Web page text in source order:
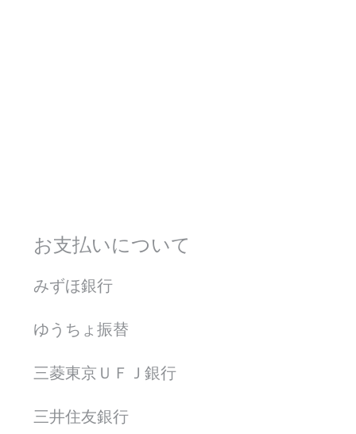
お支払いについて
みずほ銀行
ゆうちょ振替
三菱東京ＵＦＪ銀行
三井住友銀行